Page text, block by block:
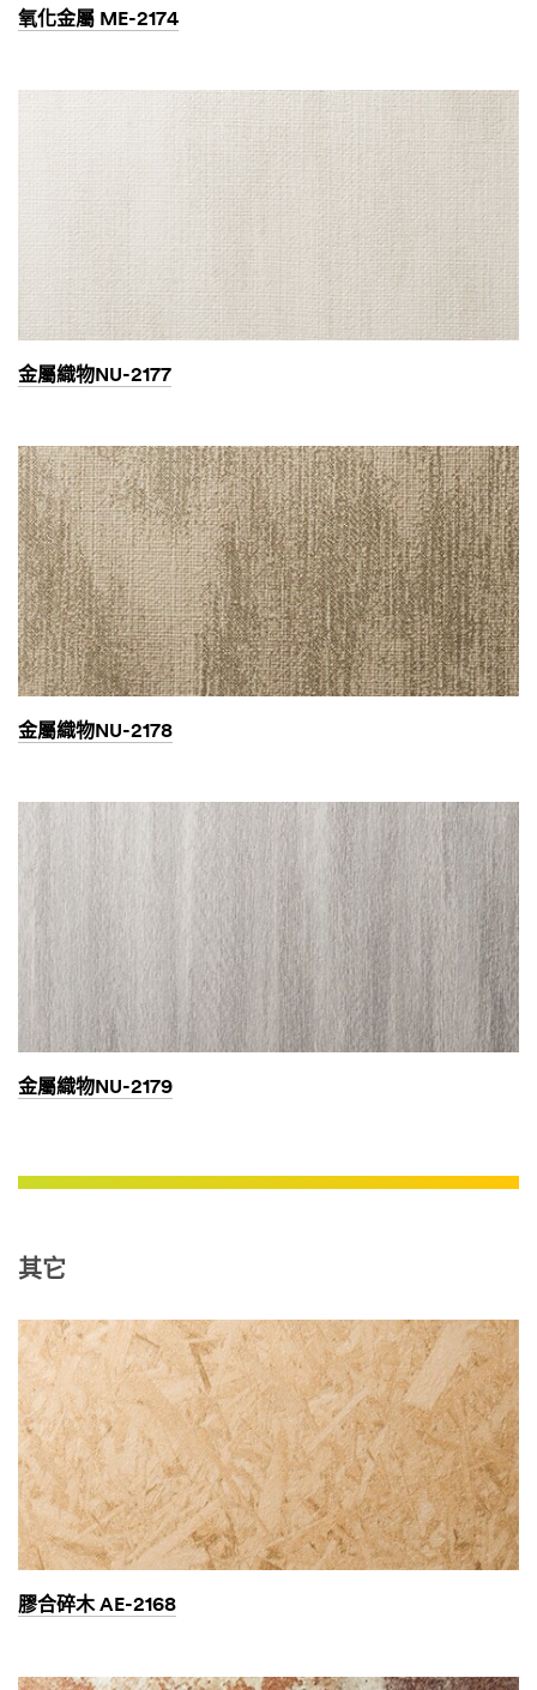
氧化金屬 ME-2174
金屬織物NU-2177
金屬織物NU-2178
金屬織物NU-2179
其它
膠合碎木 AE-2168